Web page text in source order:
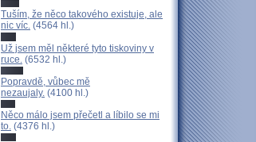
Tuším, že něco takového existuje, ale
nic víc. (4564 hl.)
Už jsem měl některé tyto tiskoviny v
ruce. (6532 hl.)
Popravdě, vůbec mě
nezaujaly. (4100 hl.)
Něco málo jsem přečetl a líbilo se mi
to. (4376 hl.)